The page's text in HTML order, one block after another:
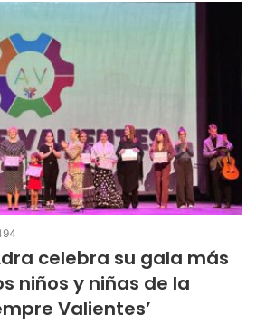
celebra su gala más
niños y niñas de la
Valientes’